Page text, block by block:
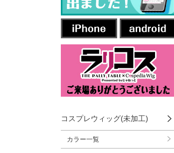
コスプレウィッグ(未加工)
カラー一覧